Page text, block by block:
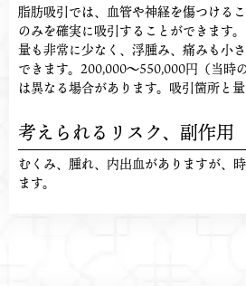
脂肪吸引では、血管や神経を傷つける
のみを確実に吸引することができます
量も非常に少なく、浮腫み、痛みも小
できます。200,000〜550,000円（当時
は異なる場合があります。吸引箇所と量
考えられるリスク、 副作用
むくみ、腫れ、内出血がありますが、
ます。